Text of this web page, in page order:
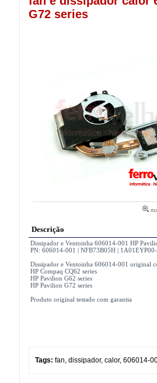
G72 series
Descrição
Dissipador e Ventoinha 606014-001 HP
PN: 606014-001 | NFB73B05H |
Dissipador e Ventoinha 606014-001 original
HP Compaq CQ62 series
HP Pavilion G62 series
HP Pavilion G72 series
Produto original testado com garantia
Tags: fan, dissipador, calor, 606014-